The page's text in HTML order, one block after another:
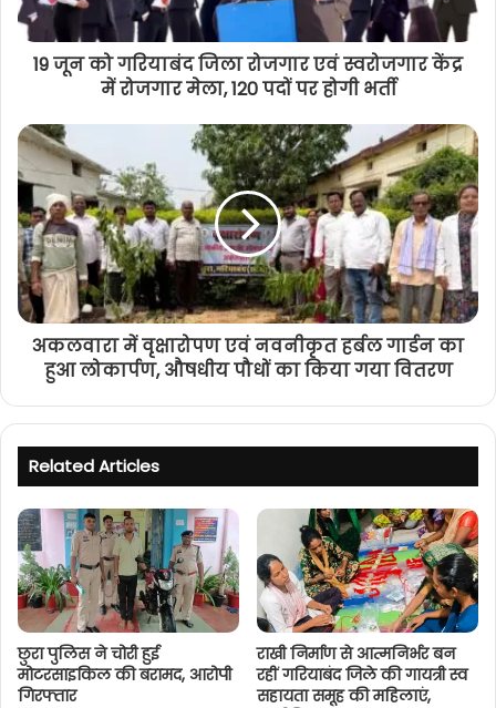
19 जून को गरियाबंद जिला रोजगार एवं स्वरोजगार केंद्र
में रोजगार मेला, 120 पदों पर होगी भर्ती
अकलवारा में वृक्षारोपण एवं नवनीकृत हर्बल गार्डन का
हुआ लोकार्पण, औषधीय पौधों का किया गया वितरण
Related Articles
छुरा पुलिस ने चोरी हुई
मोटरसाइकिल की बरामद, आरोपी
गिरफ्तार
राखी निर्माण से आत्मनिर्भर बन
रहीं गरियाबंद जिले की गायत्री स्व
सहायता समूह की महिलाएं,